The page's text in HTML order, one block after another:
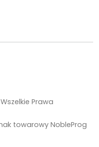
Wszelkie Prawa
towarowy NobleProg